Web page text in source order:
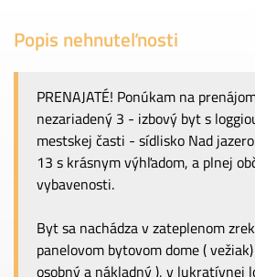
Popis nehnuteľnosti
PRENAJATÉ! Ponúkam na
nezariadený 3 - izbový byt s
mestskej časti - sídlisko Nad
13 s krásnym výhľadom, a plnej
vybavenosti.
Byt sa nachádza v zateplenom
panelovom bytovom dome (
osobný a nákladný ), v lukratívnej